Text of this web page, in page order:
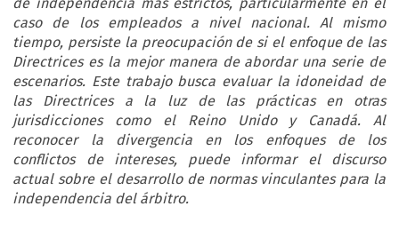
caso de los empleados a nivel nacional. Al mismo
tiempo, persiste la preocupación de si el enfoque de las
Directrices es la mejor manera de abordar una serie de
escenarios. Este trabajo busca evaluar la idoneidad de
las Directrices a la luz de las prácticas en otras
jurisdicciones como el Reino Unido y Canadá. Al
reconocer la divergencia en los enfoques de los
conflictos de intereses, puede informar el discurso
actual sobre el desarrollo de normas vinculantes para la
independencia del árbitro.